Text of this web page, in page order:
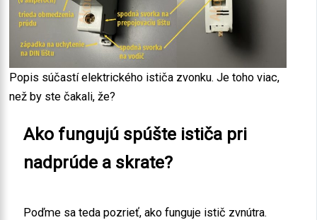
Popis súčastí elektrického ističa zvonku. Je toho viac,
než by ste čakali, že?
Ako fungujú spúšte ističa pri
nadprúde a skrate?
Poďme sa teda pozrieť, ako funguje istič zvnútra.